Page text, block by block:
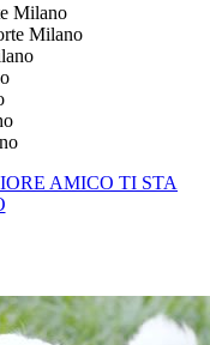
Milano
Milano
AMICO TI STA